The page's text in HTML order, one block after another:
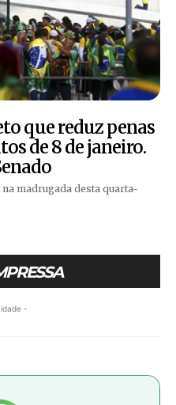
que reduz penas
de 8 de janeiro.
madrugada desta quarta-
-